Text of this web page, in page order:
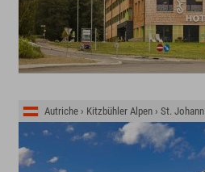
Autriche › Kitzbühler Alpen › St. Johann